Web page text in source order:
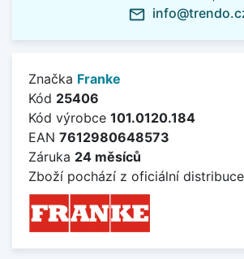
mail_outline
Značka Franke
Kód 25406
Kód výrobce 101.0120.184
EAN 7612980648573
Záruka 24 měsíců
Zboží pochází z oficiální